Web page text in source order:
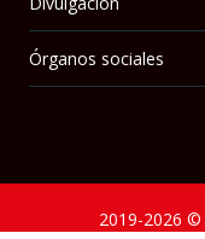
Órganos sociales
2019-2026 ©